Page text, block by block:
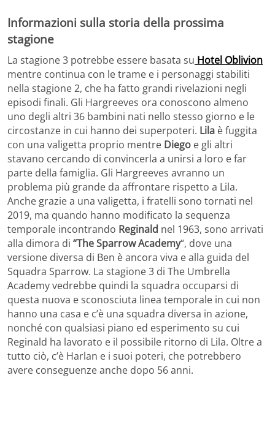
Informazioni sulla storia della prossima
stagione
La stagione 3 potrebbe essere basata su Hotel Oblivion
mentre continua con le trame e i personaggi stabiliti
nella stagione 2, che ha fatto grandi rivelazioni negli
episodi finali. Gli Hargreeves ora conoscono almeno
uno degli altri 36 bambini nati nello stesso giorno e le
circostanze in cui hanno dei superpoteri. Lila è fuggita
con una valigetta proprio mentre Diego e gli altri
stavano cercando di convincerla a unirsi a loro e far
parte della famiglia. Gli Hargreeves avranno un
problema più grande da affrontare rispetto a Lila.
Anche grazie a una valigetta, i fratelli sono tornati nel
2019, ma quando hanno modificato la sequenza
temporale incontrando Reginald nel 1963, sono arrivati ​​
alla dimora di “The Sparrow Academy“, dove una
versione diversa di Ben è ancora viva e alla guida del
Squadra Sparrow. La stagione 3 di The Umbrella
Academy vedrebbe quindi la squadra occuparsi di
questa nuova e sconosciuta linea temporale in cui non
hanno una casa e c’è una squadra diversa in azione,
nonché con qualsiasi piano ed esperimento su cui
Reginald ha lavorato e il possibile ritorno di Lila. Oltre a
tutto ciò, c’è Harlan e i suoi poteri, che potrebbero
avere conseguenze anche dopo 56 anni.